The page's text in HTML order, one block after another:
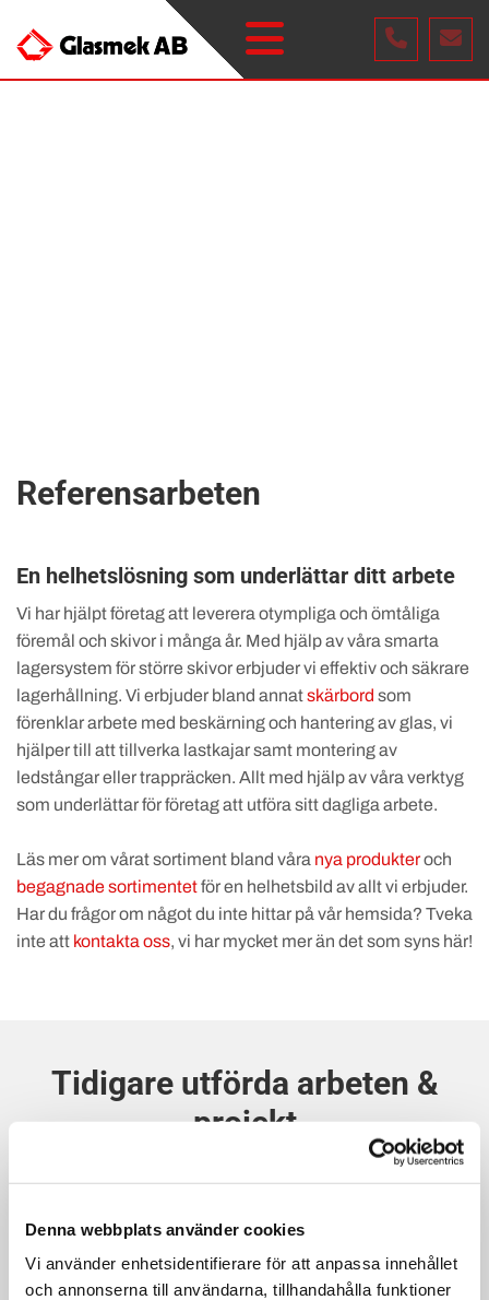
Denna webbplats använder cookies
Vi använder enhetsidentifierare för att anpassa innehållet
och annonserna till användarna, tillhandahålla funktioner
Referensarbeten
En helhetslösning som underlättar ditt arbete
Vi har hjälpt företag att leverera otympliga och ömtåliga
föremål och skivor i många år. Med hjälp av våra smarta
lagersystem för större skivor erbjuder vi effektiv och säkrare
lagerhållning. Vi erbjuder bland annatskärbord som
förenklar arbete med beskärning och hantering av glas, vi
hjälper till att tillverka lastkajar samt montering av
ledstångar eller trappräcken. Allt med hjälp av våra verktyg
som underlättar för företag att utföra sitt dagliga arbete.
Läs mer om vårat sortiment bland våra nya produkteroch
begagnade sortimentetför en helhetsbild av allt vi erbjuder.
Har du frågor om något du inte hittar på vår hemsida? Tveka
inte att kontakta oss, vi har mycket mer än det som syns här!
Tidigare utförda arbeten &
projekt